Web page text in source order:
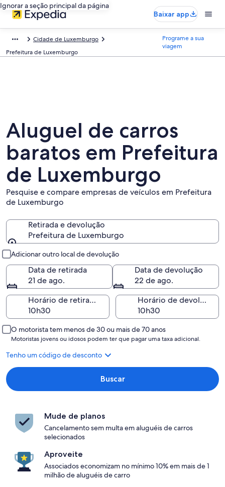
Ignorar a seção principal da página
Baixar app
Cidade de Luxemburgo
Prefeitura de Luxemburgo
Programe a sua
viagem
Aluguel de carros
baratos em Prefeitura
de Luxemburgo
Pesquise e compare empresas de veículos em Prefeitura
de Luxemburgo
Retirada e devolução
Prefeitura de Luxemburgo
Adicionar outro local de devolução
Data de retirada
21 de ago.
Data de devolução
22 de ago.
Horário de retirada
Horário de devolução
O motorista tem menos de 30 ou mais de 70 anos
Motoristas jovens ou idosos podem ter que pagar uma taxa adicional.
Tenho um código de desconto
Buscar
Mude de planos
Cancelamento sem multa em aluguéis de carros
selecionados
Aproveite
Associados economizam no mínimo 10% em mais de 1
milhão de aluguéis de carro